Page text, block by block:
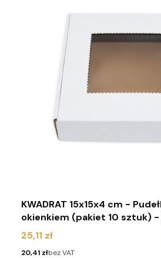
KWADRAT 15x15x4 cm -
okienkiem (pakiet 10 sztuk) -
Cena
25,11 zł
Cena
20,41 złbez VAT